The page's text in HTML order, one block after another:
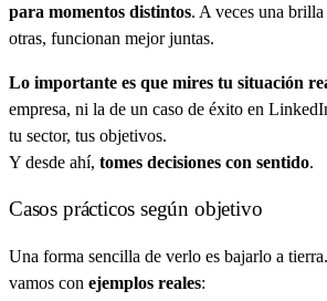
para momentos distintos. A veces una
otras, funcionan mejor juntas.
Lo importante es que mires tu situación
empresa, ni la de un caso de éxito en
tu sector, tus objetivos.
Y desde ahí, tomes decisiones con sentido.
Casos prácticos según objetivo
Una forma sencilla de verlo es bajarlo a
vamos con ejemplos reales: